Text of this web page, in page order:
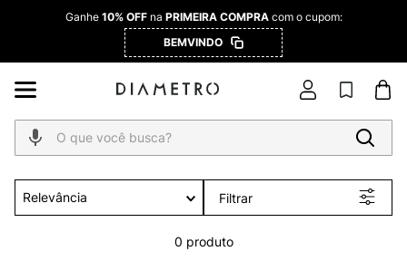
Ganhe 10% OFFna PRIMEIRA COMPRAcom o cupom:
BEMVINDO
O que você busca?
Relevância Filtrar
0 produto